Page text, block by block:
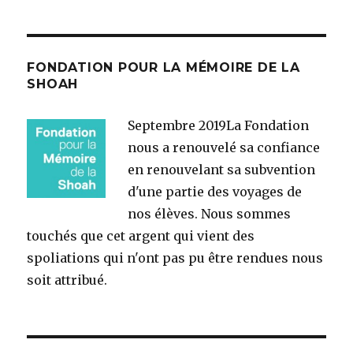
FONDATION POUR LA MÉMOIRE DE LA
SHOAH
Septembre 2019La Fondation
nous a renouvelé sa confiance
en renouvelant sa subvention
d'une partie des voyages de
nos élèves. Nous sommes
touchés que cet argent qui vient des
spoliations qui n'ont pas pu être rendues nous
soit attribué.